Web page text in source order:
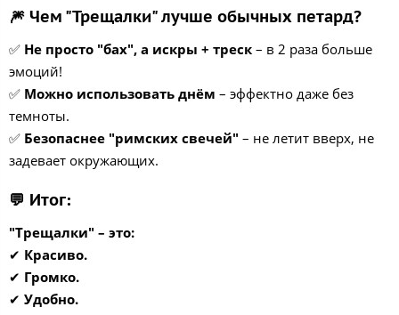
🎆 Чем "Трещалки" лучше обычных петард?
✅ Не просто "бах", а искры + треск – в 2 раза больше
эмоций!
✅ Можно использовать днём – эффектно даже без
темноты.
✅ Безопаснее "римских свечей" – не летит вверх, не
задевает окружающих.
💬 Итог:
"Трещалки" – это:
✔ Красиво.
✔ Громко.
✔ Удобно.